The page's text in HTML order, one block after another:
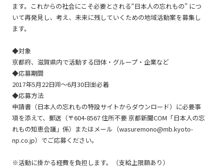
ます。これからの社会にこそ必要とされる“日本人の忘れもの” につ
いて再発見し、考え、未来に残していくための地域活動案を募集し
ます。
◆対象
京都府、滋賀県内で活動する団体・グループ・企業など
◆応募期間
2017年5月22日㈪〜6月30日㈮必着
◆応募方法
申請書（日本人の忘れもの特設サイトからダウンロード）に必要事
項を添えて、郵送（〒604-8567 住所不要 京都新聞COM「日本人の忘
れもの知恵会議」係）またはメール（wasuremono@mb.kyoto-
np.co.jp）でご応募ください。
※活動に掛かる経費を負担します。（支給上限額あり）